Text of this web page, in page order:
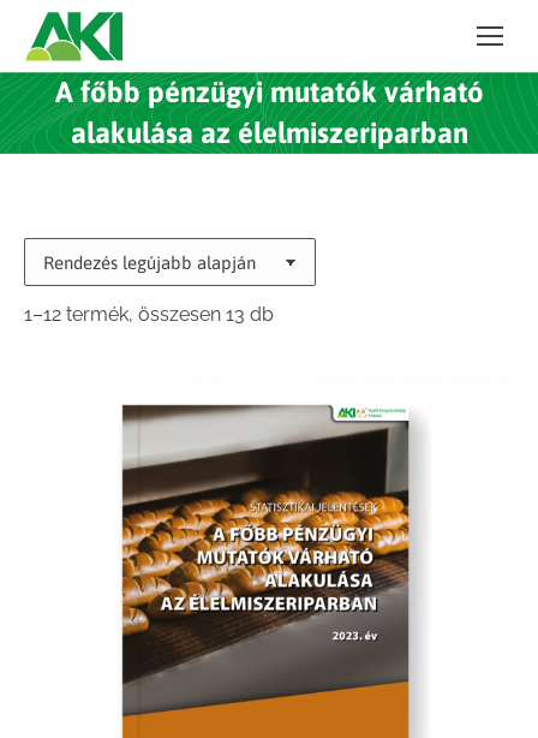
A főbb pénzügyi mutatók várható
alakulása az élelmiszeriparban
1–12 termék, összesen 13 dbSorted